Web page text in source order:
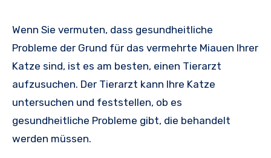
Wenn Sie vermuten, dass gesundheitliche
Probleme der Grund für das vermehrte Miauen Ihrer
Katze sind, ist es am besten, einen Tierarzt
aufzusuchen. Der Tierarzt kann Ihre Katze
untersuchen und feststellen, ob es
gesundheitliche Probleme gibt, die behandelt
werden müssen.